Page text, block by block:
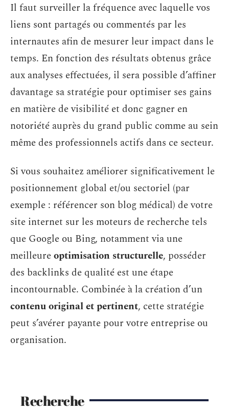
Il faut surveiller la fréquence avec laquelle vos
liens sont partagés ou commentés par les
internautes afin de mesurer leur impact dans le
temps. En fonction des résultats obtenus grâce
aux analyses effectuées, il sera possible d’affiner
davantage sa stratégie pour optimiser ses gains
en matière de visibilité et donc gagner en
notoriété auprès du grand public comme au sein
même des professionnels actifs dans ce secteur.
Si vous souhaitez améliorer significativement le
positionnement global et/ou sectoriel (par
exemple : référencer son blog médical) de votre
site internet sur les moteurs de recherche tels
que Google ou Bing, notamment via une
meilleureoptimisation structurelle, posséder
des backlinks de qualité est une étape
incontournable. Combinée à la création d’un
contenu original et pertinent, cette stratégie
peut s’avérer payante pour votre entreprise ou
organisation.
Recherche